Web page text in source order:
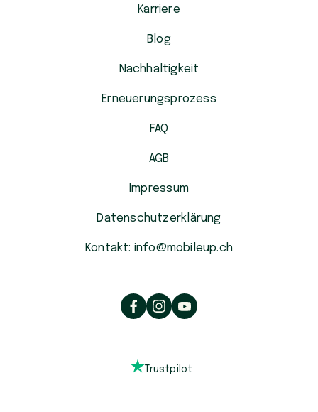
Karriere
Blog
Nachhaltigkeit
Erneuerungsprozess
FAQ
AGB
Impressum
Datenschutzerklärung
Kontakt: info@mobileup.ch
Trustpilot